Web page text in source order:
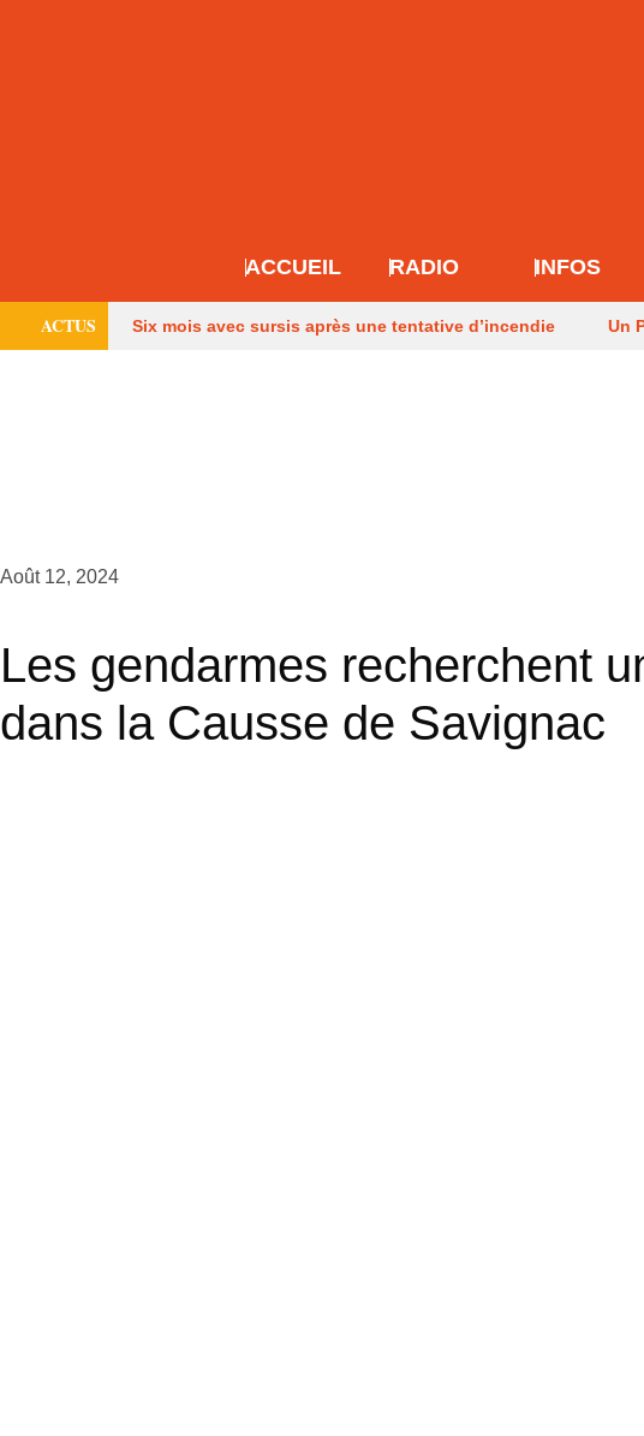
ACCUEIL RADIO INFOS
ACTUS Six mois avec sursis après une tentative d’incendie Un
Août 12, 2024
Les gendarmes recherchent
dans la Causse de Savignac